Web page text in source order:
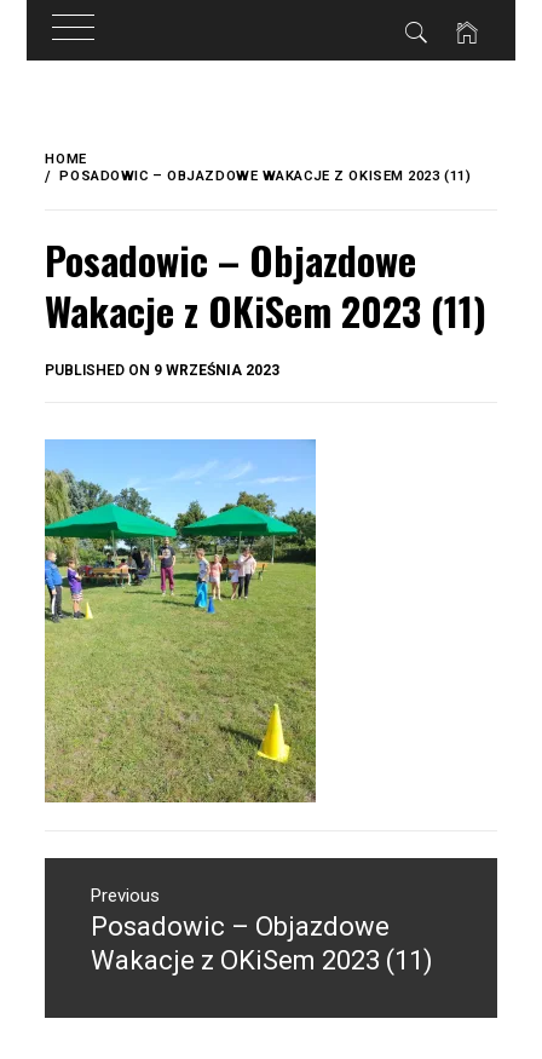
treści
content
HOME
POSADOWIC – OBJAZDOWE WAKACJE Z OKISEM 2023 (11)
Posadowic – Objazdowe
Wakacje z OKiSem 2023 (11)
PUBLISHED ON 9 WRZEŚNIA 2023
wpisuPrevious
Previous
post:
Posadowic – Objazdowe
Wakacje z OKiSem 2023 (11)